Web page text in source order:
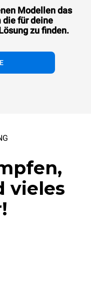
Modellen das
die für deine
zu finden.
vieles